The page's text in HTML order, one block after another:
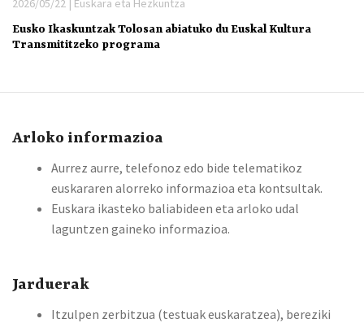
Eusko Ikaskuntzak Tolosan abiatuko du Euskal Kultura
Transmititzeko programa
Arloko informazioa
Aurrez aurre, telefonoz edo bide telematikoz
euskararen alorreko informazioa eta kontsultak.
Euskara ikasteko baliabideen eta arloko udal
laguntzen gaineko informazioa.
Jarduerak
Itzulpen zerbitzua (testuak euskaratzea), bereziki